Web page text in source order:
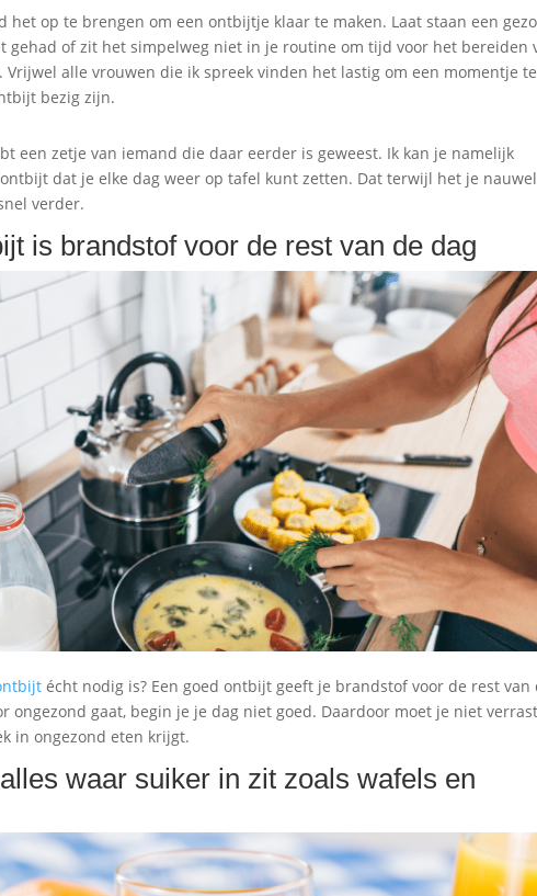
het op te brengen om een ontbijtje klaar te maken. Laat staan een
gehad of zit het simpelweg niet in je routine om tijd voor het bereiden
alle vrouwen die ik spreek vinden het lastig om een momentje te
bezig zijn.
een zetje van iemand die daar eerder is geweest. Ik kan je namelijk
dat je elke dag weer op tafel kunt zetten. Dat terwijl het je
verder.
is brandstof voor de rest van de dag
écht nodig is? Een goed ontbijt geeft je brandstof voor de rest van
ongezond gaat, begin je je dag niet goed. Daardoor moet je niet
in ongezond eten krijgt.
waar suiker in zit zoals wafels en